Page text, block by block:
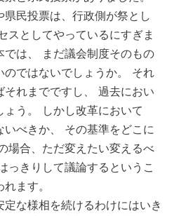
民投票は、行政側が祭とし
スとしてやっているにすぎま
は、 まだ議会制度そのもの
ではないでしょうか。 それ
れまでですし、 過去におい
う。 しかし改革において
べきか、 その基準をどこに
場合、ただ変えたい変えるべ
っきりして議論するというこ
ます。
な様相を続けるわけにはいき